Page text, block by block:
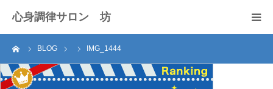
心身調律サロン 坊
BLOG IMG_1444
セラピスト紹介